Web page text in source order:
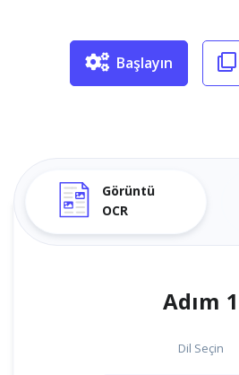
Başlayın
Görüntü
OCR
Adım 1
Dil Seçin